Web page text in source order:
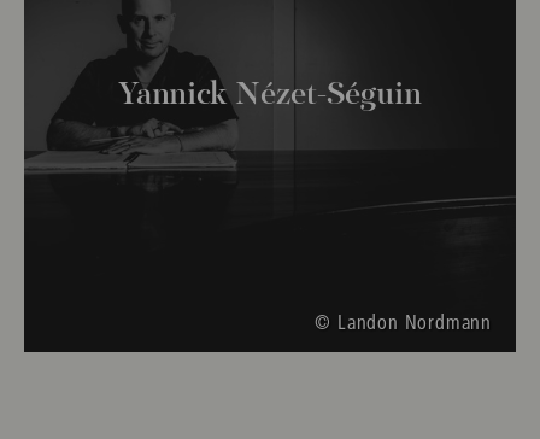
© Landon Nordmann
Yannick Nézet-Séguin